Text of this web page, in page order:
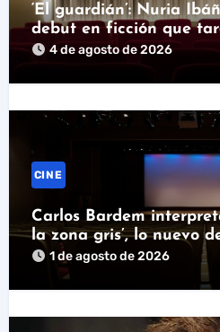
‘El guardián’: Nuria
debut en ficción que
llegar
4 de agosto de 2026
CINE
Carlos Bardem
la zona gris’, lo nuevo
1 de agosto de 2026